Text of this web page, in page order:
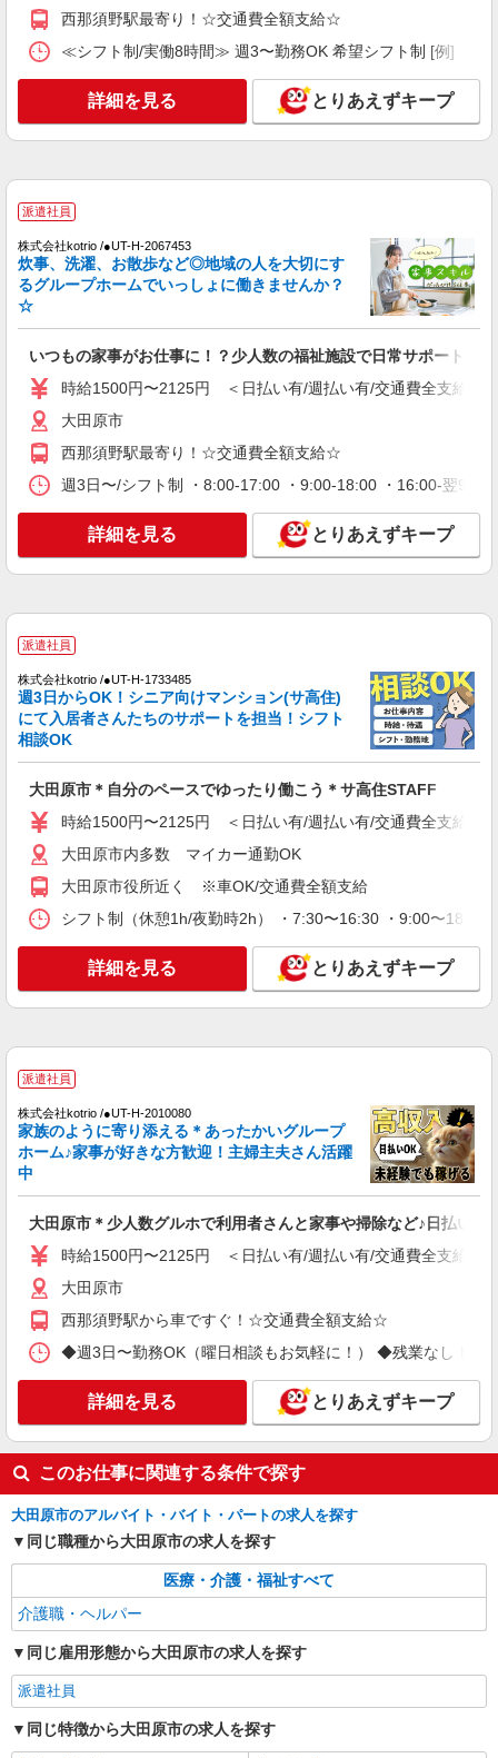
時給1500円 ◆前払い・日払い・週払いOK
栃木県大田原市
キープ 詳細を見る
（株）ウィルオブ・ワークCW 宇都宮支店/ms090101
時給1400円 ◆前払い・日払い・週払いOK
栃木県大田原市
詳細を見る
派遣社員
株式会社kotrio /●UT-H-2093971
時給1500円〜2125円 ＜日払い有/週払い有/交
通費全支給(ガソリン代含む)＞
大田原市
キープ 詳細を見る
ィス
未経験・無資格OKの介護スタッフ
時給1,250円〜1,350円 ★週払いOK（規定あ
り） ※給与幅は経験・能力による
栃木県大田原市 【最寄駅】JR宇都宮線「野
やすいエリアなど、お好きな勤務地をお選び下さ
い！！
キープ 詳細を見る
株式会社kotrio /●UT-H-2012140
大田原市｜未経験でも大丈夫◎研修が手厚い有
時給1500円〜2125円 ＜日払い有/週払い有/交
通費全支給(ガソリン代含む)＞
派遣社員
株式会社kotrio /●UT-H-1816013
[ 綺麗 ]高級シニアマンションで生活ケア/見守
時給1500円〜2125円 ＜日払い有/週払い有/交
通費全支給(ガソリン代含む)＞
大田原市 大田原市役所そば
キープ 詳細を見る
派遣社員
株式会社ブレイブ（マイナビグループ）/MD09
介護スタッフ ◆デイサービス、サービス付き
高齢者向け住宅、グループホームなど様々な勤
務先から選べます。
未経験：時給1350〜1550円（資格・経験によ
る） 経験者：時給1550〜1750円（資格・経験によ
る） ◎月収例 時給1750円×1日8時間×22日（週5
日）＝30万8000円 ◆昇給あり ◆支払い方法 ※日
払い/週払い/月払い対応も可能です。詳しくは面談
当社規定あり
栃木県大田原市 【最寄駅】 ◆JR東北本線「野
崎駅」 ★その他、近隣に多数勤務地あります！
詳細を見る
派遣社員
株式会社kotrio /●UT-H-1811208
障がい者デイで送迎、見守りなど★大田原市★
時給1500円〜2125円 ＜日払い有/週払い有/交
通費全支給(ガソリン代含む)＞
西那須野駅最寄り！☆交通費全額支給☆
≪シフト制/実働8時間≫ 週3〜勤務OK 希望シフト制 [例] ・
詳細を見る とりあえずキープ
派遣社員
株式会社kotrio /●UT-H-2067453
炊事、洗濯、お散歩など◎地域の人を大切にす
るグループホームでいっしょに働きませんか？
☆
いつもの家事がお仕事に！？少人数の福祉施設で日常サポート！
時給1500円〜2125円 ＜日払い有/週払い有/交通費全支給(ガ
大田原市
西那須野駅最寄り！☆交通費全額支給☆
週3日〜/シフト制 ・8:00-17:00 ・9:00-18:00 ・16:00-翌
詳細を見る とりあえずキープ
派遣社員
株式会社kotrio /●UT-H-1733485
週3日からOK！シニア向けマンション(サ高住)
にて入居者さんたちのサポートを担当！シフト
相談OK
大田原市＊自分のペースでゆったり働こう＊サ高住STAFF
時給1500円〜2125円 ＜日払い有/週払い有/交通費全支給(ガ
大田原市内多数 マイカー通勤OK
大田原市役所近く ※車OK/交通費全額支給
シフト制（休憩1h/夜勤時2h） ・7:30〜16:30 ・9:00〜
詳細を見る とりあえずキープ
派遣社員
株式会社kotrio /●UT-H-2010080
家族のように寄り添える＊あったかいグループ
ホーム♪家事が好きな方歓迎！主婦主夫さん活躍
中
大田原市＊少人数グルホで利用者さんと家事や掃除など♪日払いOK
時給1500円〜2125円 ＜日払い有/週払い有/交通費全支給(ガ
大田原市
西那須野駅から車ですぐ！☆交通費全額支給☆
◆週3日〜勤務OK（曜日相談もお気軽に！） ◆残業なし！日
詳細を見る とりあえずキープ
このお仕事に関連する条件で探す
大田原市のアルバイト・バイト・パートの求人を探す
同じ職種から大田原市の求人を探す
医療・介護・福祉すべて
介護職・ヘルパー
同じ雇用形態から大田原市の求人を探す
派遣社員
同じ特徴から大田原市の求人を探す